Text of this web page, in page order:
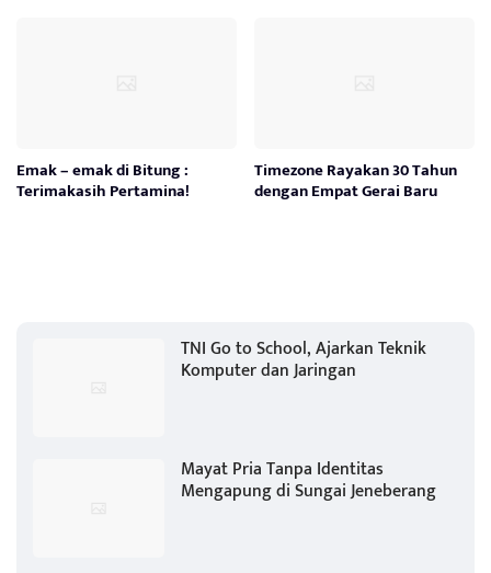
Emak – emak di Bitung :
Terimakasih Pertamina!
Timezone Rayakan 30 Tahun
dengan Empat Gerai Baru
TNI Go to School, Ajarkan Teknik
Komputer dan Jaringan
Mayat Pria Tanpa Identitas
Mengapung di Sungai Jeneberang